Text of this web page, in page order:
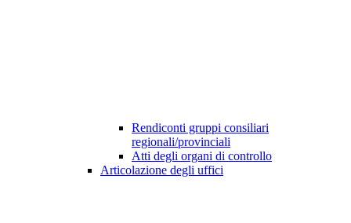
Rendiconti gruppi consiliari
regionali/provinciali
Atti degli organi di controllo
Articolazione degli uffici